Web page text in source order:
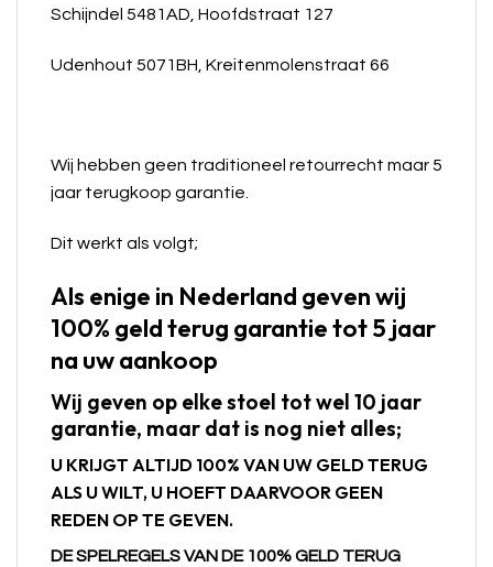
Schijndel 5481AD, Hoofdstraat 127
Udenhout 5071BH, Kreitenmolenstraat 66
Wij hebben geen traditioneel retourrecht maar 5
jaar terugkoop garantie.
Dit werkt als volgt;
Als enige in Nederland geven wij
100% geld terug garantie tot 5 jaar
na uw aankoop
Wij geven op elke stoel tot wel 10 jaar
garantie, maar dat is nog niet alles;
U KRIJGT ALTIJD 100% VAN UW GELD TERUG
ALS U WILT, U HOEFT DAARVOOR GEEN
REDEN OP TE GEVEN.
DE SPELREGELS VAN DE 100% GELD TERUG